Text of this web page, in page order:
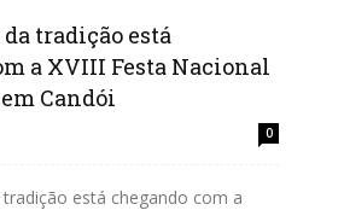
da tradição está
a XVIII Festa Nacional
Candói
0
está chegando com a